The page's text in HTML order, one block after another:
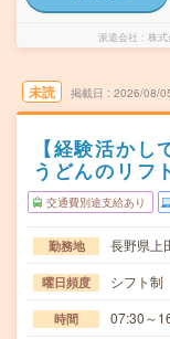
派遣会社 株
未読 掲載日 2026/08/
【経験活かし
うどんのリフ
交通費別途支給あり
勤務地 長野県上
曜日頻度 シフト制
時間 07:30～